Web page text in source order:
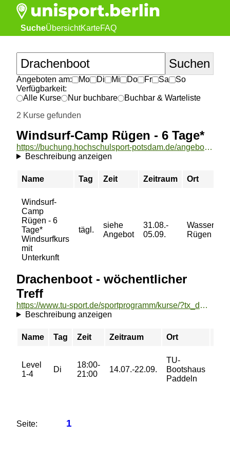
SucheÜbersichtKarteFAQ
Angeboten am: Mo Di Mi Do Fr Sa
So
Verfügbarkeit:
Alle Kurse
Nur buchbare
Buchbar & Warteliste
2 Kurse gefunden
Windsurf-Camp Rügen - 6 Tage*
https://buchung.hochschulsport-potsdam.de/angebote/aktueller_zeitraum/_Windsurf-Camp_Ruegen_-_6_Tage_.html
Beschreibung anzeigen
Name Tag Zeit Zeitraum Ort
Windsurf-
Camp
Rügen - 6
Tage*
Windsurfkurs
mit
Unterkunft
tägl.
siehe
Angebot
31.08.-
05.09.
Rügen
Drachenboot - wöchentlicher
Treff
https://www.tu-sport.de/sportprogramm/kurse/?tx_dwzeh_courses%5Baction%5D=show&tx_dwzeh_courses%5BsportsDescription%5D=1722&cHash=6b914cecf25192899d14d977aa4c1dda
Beschreibung anzeigen
Name Tag Zeit Zeitraum Ort
Level
1-4
Di
18:00-
21:00
14.07.-22.09.
TU-
Bootshaus
Paddeln
Seite: 1